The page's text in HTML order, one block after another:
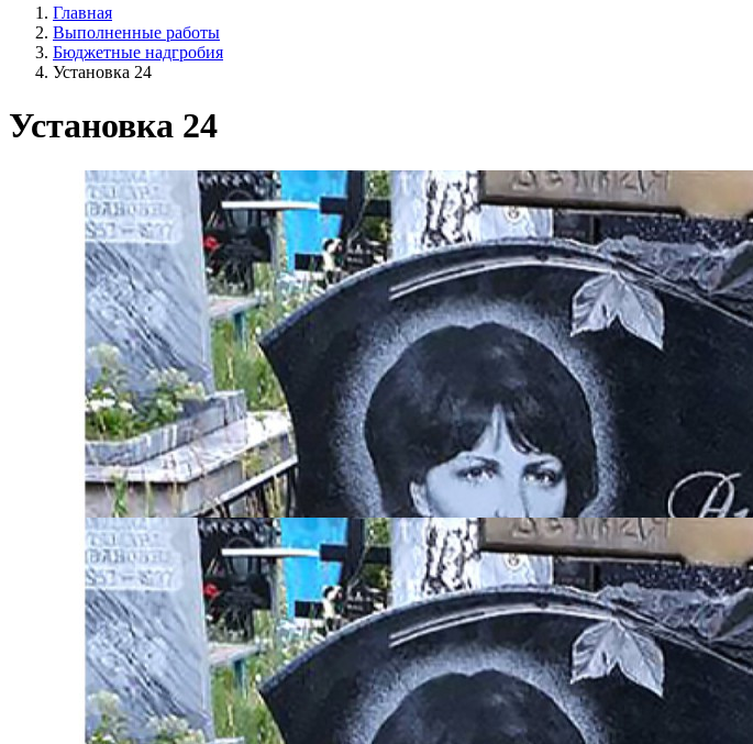
Главная
Выполненные работы
Бюджетные надгробия
Установка 24
Установка 24